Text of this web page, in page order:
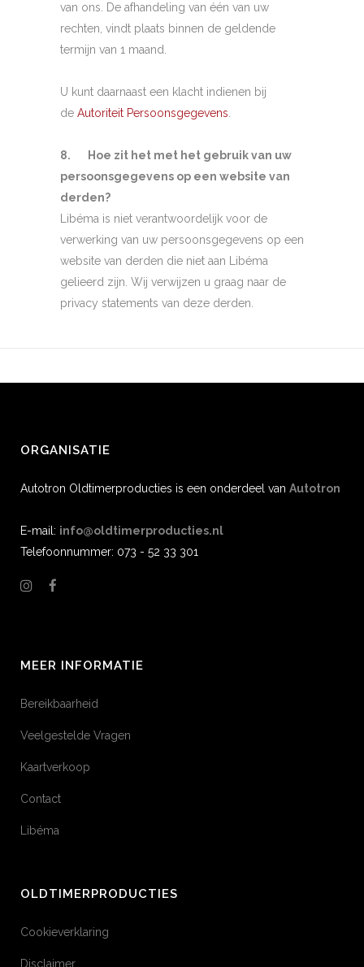
van ons. De afhandeling van één van uw
rechten, vindt plaats binnen de geldende
termijn van 1 maand.
U kunt daarnaast een klacht indienen bij
de Autoriteit Persoonsgegevens
8. Hoe zit het met het gebruik van uw
persoonsgegevens op een website van
derden?
Libéma is niet verantwoordelijk voor de
verwerking van uw persoonsgegevens op een
website van derden die niet aan Libéma
gelieerd zijn. Wij verwijzen u graag naar de
privacy statements van deze derden.
ORGANISATIE
Autotron Oldtimerproducties is een onderdeel van Autotron
E-mail: info@oldtimerproducties.nl
Telefoonnummer: 073 - 52 33 301
MEER INFORMATIE
Bereikbaarheid
Veelgestelde Vragen
Kaartverkoop
Contact
Libéma
OLDTIMERPRODUCTIES
Cookieverklaring
Disclaimer